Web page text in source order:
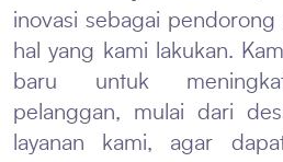
inovasi sebagai
hal yang kami lakukan.
baru untuk
pelanggan, mulai dari
layanan kami, agar